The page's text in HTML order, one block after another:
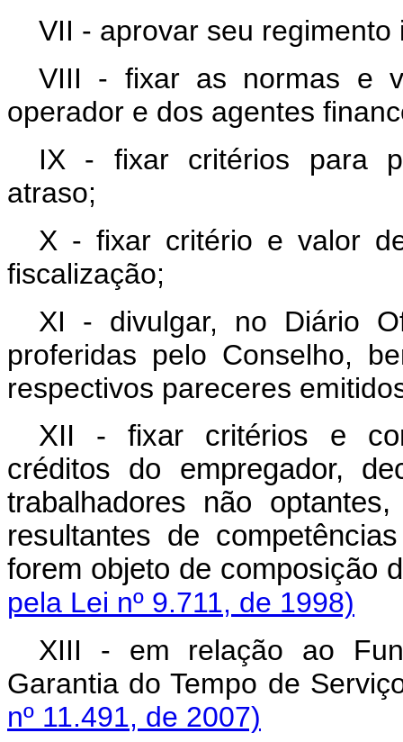
VII - aprovar seu regimento
VIII - fixar as normas e
operador e dos agentes
IX - fixar critérios para
atraso;
X - fixar critério e valor
fiscalização;
XI - divulgar, no Diário
proferidas pelo Conselho,
respectivos pareceres
XII - fixar critérios e
créditos do empregador,
trabalhadores não
resultantes de
forem objeto de
pela Lei nº 9.711, de 1998)
XIII - em relação ao
Garantia do Tempo de
nº 11.491, de 2007)